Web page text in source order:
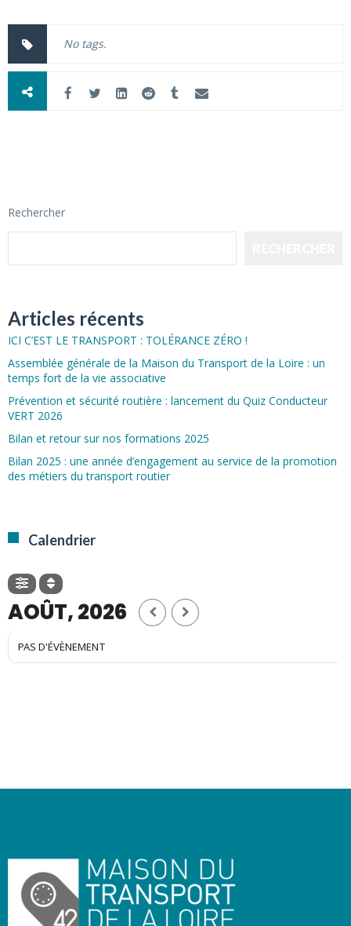
No tags.
Rechercher
Articles récents
ICI C’EST LE TRANSPORT : TOLÉRANCE ZÉRO !
Assemblée générale de la Maison du Transport de la Loire : un
temps fort de la vie associative
Prévention et sécurité routière : lancement du Quiz Conducteur
VERT 2026
Bilan et retour sur nos formations 2025
Bilan 2025 : une année d’engagement au service de la promotion
des métiers du transport routier
Calendrier
AOÛT, 2026
PAS D'ÉVÈNEMENT